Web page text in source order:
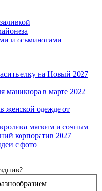
и осьминогами
елку на Новый 2027
маникюра в марте 2022
женской одежде от
мягким и сочным
корпоратив 2027
с фото